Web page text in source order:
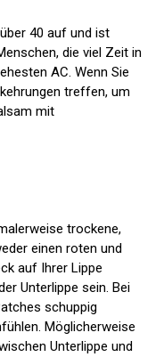
40 auf und ist
die viel Zeit in
AC. Wenn Sie
treffen, um
mit
trockene,
einen roten und
auf Ihrer Lippe
Unterlippe sein. Bei
schuppig
Möglicherweise
Unterlippe und